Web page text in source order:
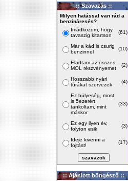
:: Szavazás ::
Milyen hatással van rád a
benzináresés?
Imádkozom, hogy
tavaszig kitartson
(61)
Már a kád is csurig
benzinnel
(10)
Eladtam az összes
MOL részvényemet
(2)
Hosszabb nyári
túrákat szervezek
(4)
Ez hülyeség, most
is 5ezerért
tankoltam, mint
máskor
(33)
Ez egy ilyen év,
folyton esik
(3)
Ideje kivenni a
fojtást!
(17)
:: Ajánlott böngésző ::